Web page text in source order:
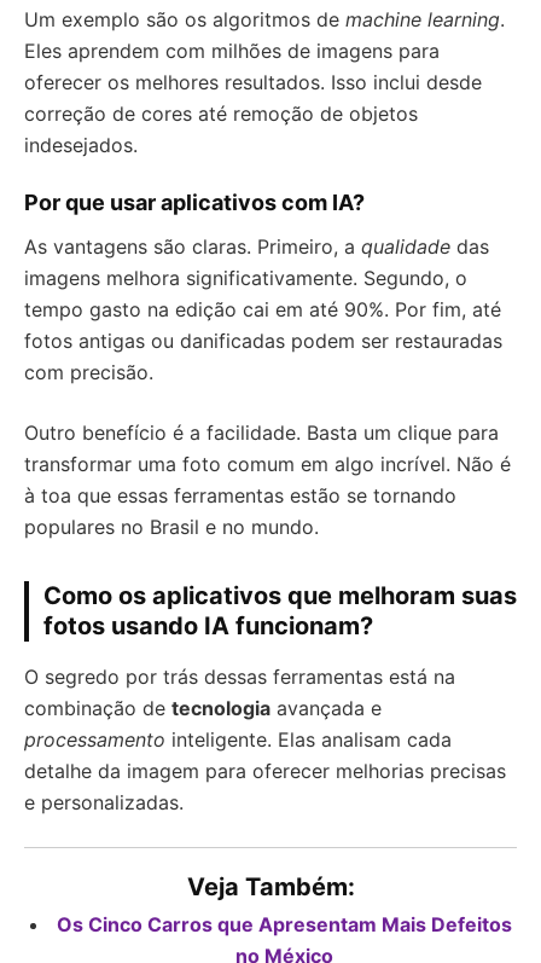
Um exemplo são os algoritmos de machine learning.
Eles aprendem com milhões de imagens para
oferecer os melhores resultados. Isso inclui desde
correção de cores até remoção de objetos
indesejados.
Por que usar aplicativos com IA?
As vantagens são claras. Primeiro, a qualidade das
imagens melhora significativamente. Segundo, o
tempo gasto na edição cai em até 90%. Por fim, até
fotos antigas ou danificadas podem ser restauradas
com precisão.
Outro benefício é a facilidade. Basta um clique para
transformar uma foto comum em algo incrível. Não é
à toa que essas ferramentas estão se tornando
populares no Brasil e no mundo.
Como os aplicativos que melhoram suas
fotos usando IA funcionam?
O segredo por trás dessas ferramentas está na
combinação de tecnologia avançada e
processamento inteligente. Elas analisam cada
detalhe da imagem para oferecer melhorias precisas
e personalizadas.
Veja Também:
Os Cinco Carros que Apresentam Mais Defeitos
no México